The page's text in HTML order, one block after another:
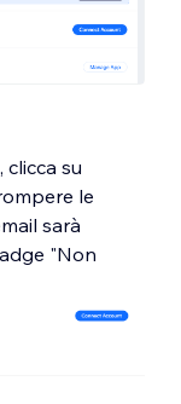
clicca su
le
sarà
"Non